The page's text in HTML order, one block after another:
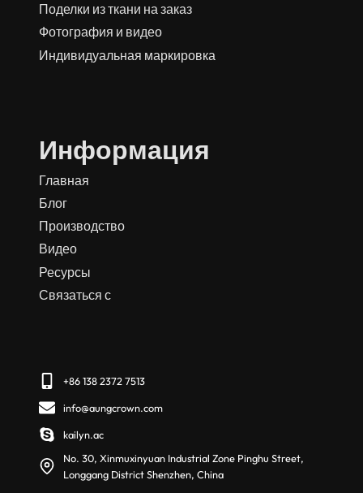
Поделки из ткани на заказ
Фотография и видео
Индивидуальная маркировка
Информация
Главная
Блог
Производство
Видео
Ресурсы
Связаться с
+86 138 2372 7513
info@aungcrown.com
kailyn.ac
No. 30, Xinmuxinyuan Industrial Zone Pinghu Street,
Longgang District Shenzhen, China